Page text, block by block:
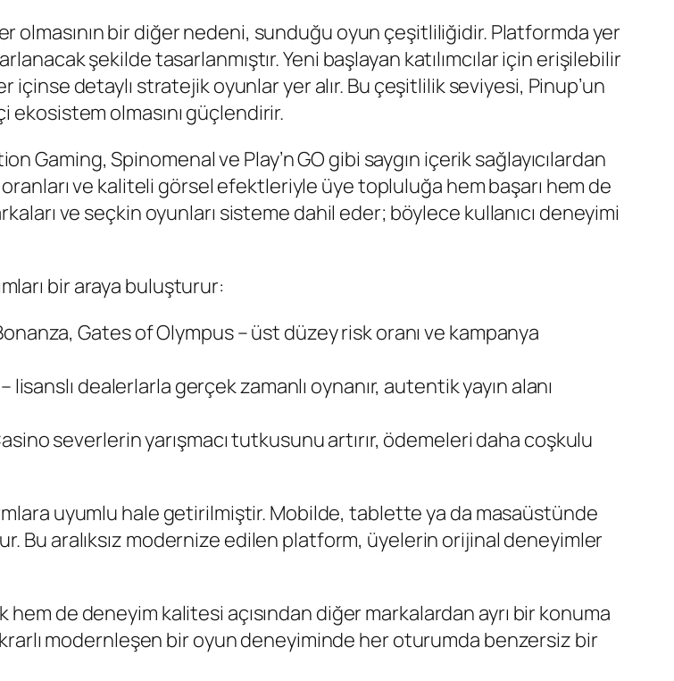
olmasının bir diğer nedeni, sunduğu oyun çeşitliliğidir. Platformda yer
şekilde tasarlanmıştır. Yeni başlayan katılımcılar için erişilebilir
detaylı stratejik oyunlar yer alır. Bu çeşitlilik seviyesi, Pinup’un
ekosistem olmasını güçlendirir.
Gaming, Spinomenal ve Play’n GO gibi saygın içerik sağlayıcılardan
oranları ve kaliteli görsel efektleriyle üye topluluğa hem başarı hem de
ve seçkin oyunları sisteme dahil eder; böylece kullanıcı deneyimi
bir araya buluşturur:
Gates of Olympus – üst düzey risk oranı ve kampanya
dealerlarla gerçek zamanlı oynanır, autentik yayın alanı
severlerin yarışmacı tutkusunu artırır, ödemeleri daha coşkulu
uyumlu hale getirilmiştir. Mobilde, tablette ya da masaüstünde
Bu aralıksız modernize edilen platform, üyelerin orijinal deneyimler
de deneyim kalitesi açısından diğer markalardan ayrı bir konuma
modernleşen bir oyun deneyiminde her oturumda benzersiz bir